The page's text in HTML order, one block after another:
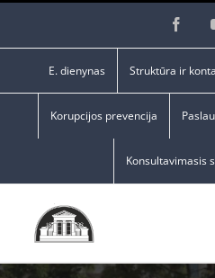
E. dienynas Struktūra ir
Korupcijos prevencija
Konsultavimasis